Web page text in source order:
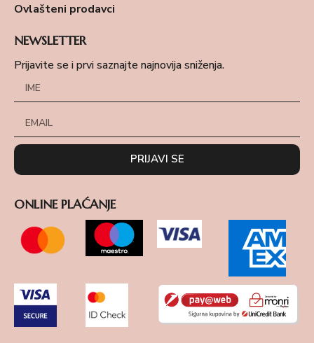
Ovlašteni prodavci
NEWSLETTER
Prijavite se i prvi saznajte najnovija sniženja.
PRIJAVI SE
ONLINE PLAĆANJE